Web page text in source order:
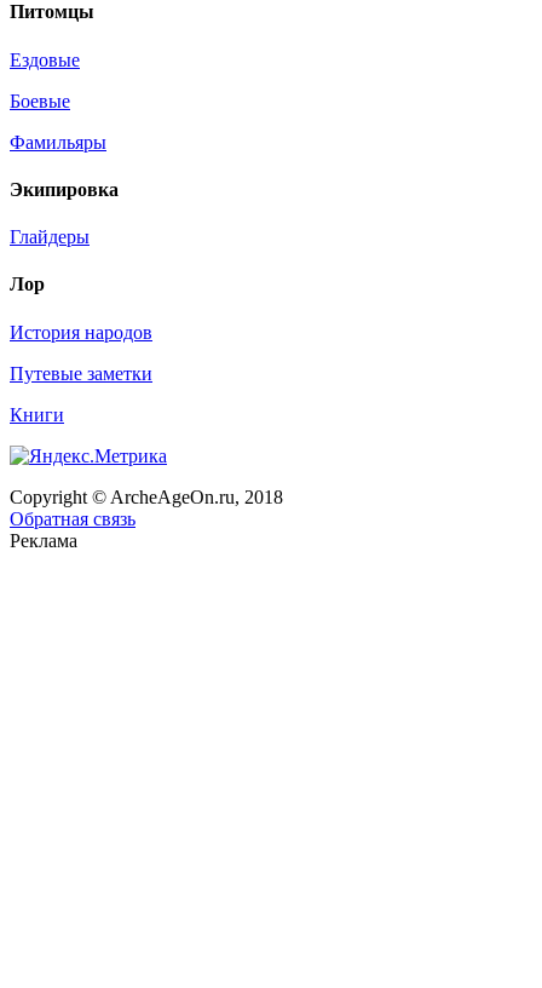
Питомцы
Ездовые
Боевые
Фамильяры
Экипировка
Глайдеры
Лор
История народов
Путевые заметки
Книги
Copyright © ArcheAgeOn.ru, 2018
Обратная связь
Реклама